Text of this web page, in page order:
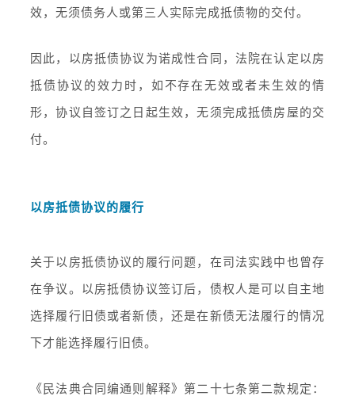
效，无须债务人或第三人实际完成抵债物的交付。
因此，以房抵债协议为诺成性合同，法院在认定以房
抵债协议的效力时，如不存在无效或者未生效的情
形，协议自签订之日起生效，无须完成抵债房屋的交
付。
以房抵债协议的履行
关于以房抵债协议的履行问题，在司法实践中也曾存
在争议。以房抵债协议签订后，债权人是可以自主地
选择履行旧债或者新债，还是在新债无法履行的情况
下才能选择履行旧债。
《民法典合同编通则解释》第二十七条第二款规定：